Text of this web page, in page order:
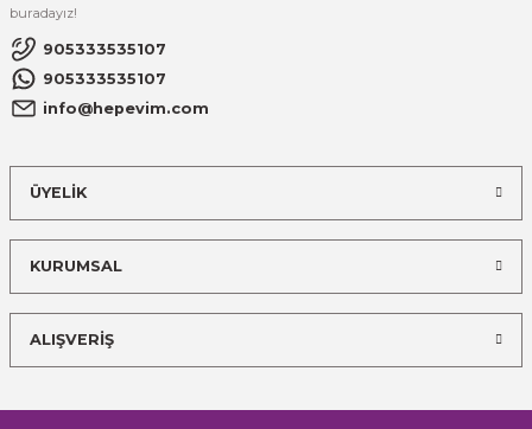
buradayız!
905333535107
905333535107
info@hepevim.com
ÜYELİK
KURUMSAL
ALIŞVERİŞ